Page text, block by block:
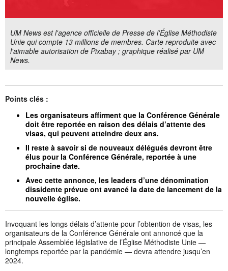
UM News est l'agence officielle de Presse de l'Église Méthodiste
Unie qui compte 13 millions de membres. Carte reproduite avec
l'aimable autorisation de Pixabay ; graphique réalisé par UM
News.
Points clés :
Les organisateurs affirment que la Conférence Générale
doit être reportée en raison des délais d’attente des
visas, qui peuvent atteindre deux ans.
Il reste à savoir si de nouveaux délégués devront être
élus pour la Conférence Générale, reportée à une
prochaine date.
Avec cette annonce, les leaders d’une dénomination
dissidente prévue ont avancé la date de lancement de la
nouvelle église.
Invoquant les longs délais d’attente pour l’obtention de visas, les
organisateurs de la Conférence Générale ont annoncé que la
principale Assemblée législative de l’Église Méthodiste Unie —
longtemps reportée par la pandémie — devra attendre jusqu’en
2024.